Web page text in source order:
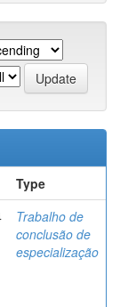
Type
Trabalho de
conclusão de
especialização